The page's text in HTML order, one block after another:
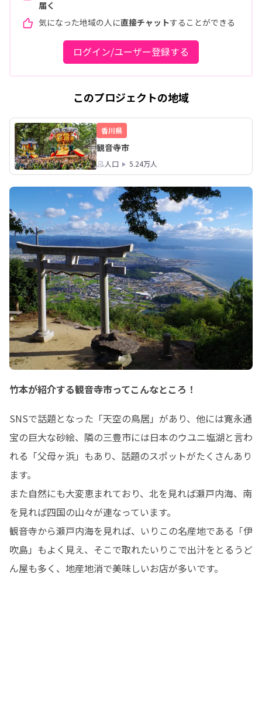
届く
気になった地域の人に直接チャットすることができる
ログイン/ユーザー登録する
このプロジェクトの地域
香川県
観音寺市
人口 5.24万人
竹本が紹介する観音寺市ってこんなところ！
SNSで話題となった「天空の鳥居」があり、他には寛永通
宝の巨大な砂絵、隣の三豊市には日本のウユニ塩湖と言わ
れる「父母ヶ浜」もあり、話題のスポットがたくさんあり
ます。
また自然にも大変恵まれており、北を見れば瀬戸内海、南
を見れば四国の山々が連なっています。
観音寺から瀬戸内海を見れば、いりこの名産地である「伊
吹島」もよく見え、そこで取れたいりこで出汁をとるうど
ん屋も多く、地産地消で美味しいお店が多いです。